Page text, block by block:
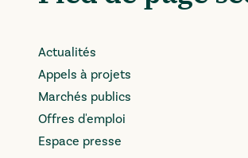
Actualités
Appels à projets
Marchés publics
Offres d'emploi
Espace presse